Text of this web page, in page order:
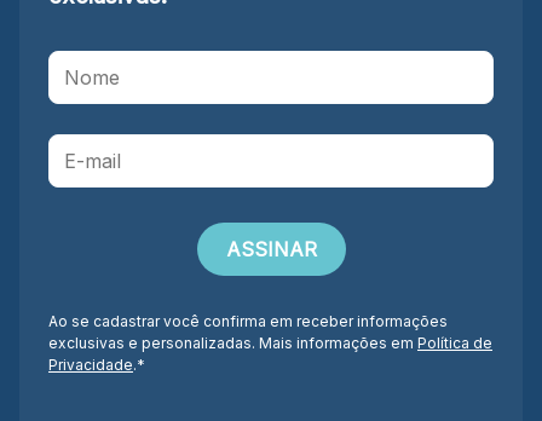
Ao se cadastrar você confirma em receber informações
exclusivas e personalizadas. Mais informações em Política de
Privacidade.*